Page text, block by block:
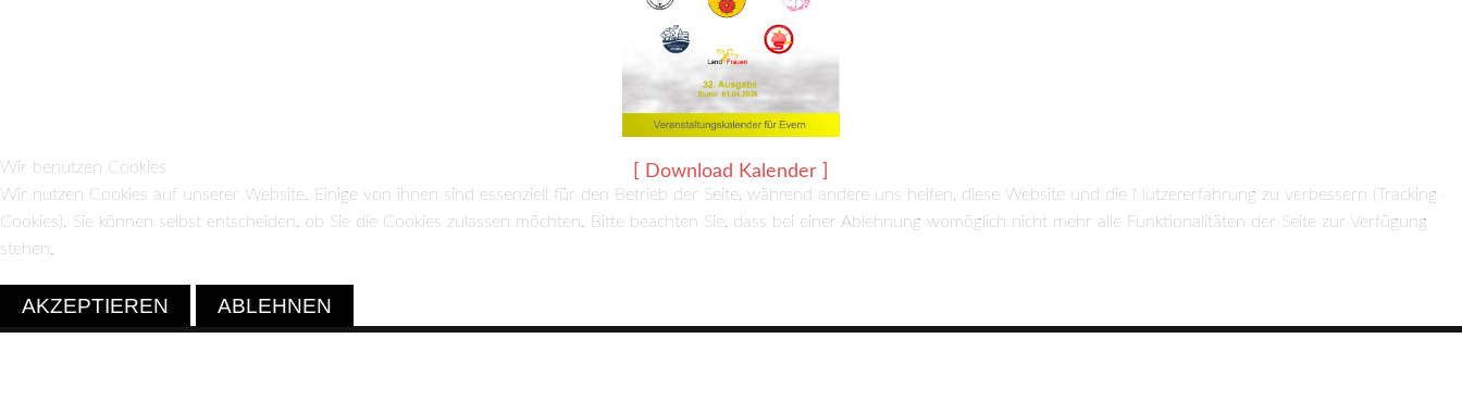
[ Download Kalender ]
Wir benutzen Cookies
Wir nutzen Cookies auf unserer Website. Einige von ihnen sind essenziell für den Betrieb der Seite, während andere uns helfen, diese Website und die Nutzererfahrung zu verbessern (Tracking
Cookies). Sie können selbst entscheiden, ob Sie die Cookies zulassen möchten. Bitte beachten Sie, dass bei einer Ablehnung womöglich nicht mehr alle Funktionalitäten der Seite zur Verfügung
stehen.
AKZEPTIEREN ABLEHNEN